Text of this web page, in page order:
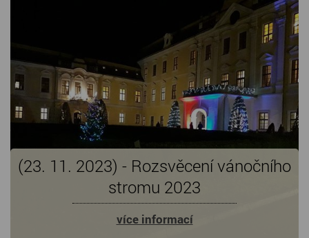
(23. 11. 2023) - Rozsvěcení vánočního
stromu 2023
více informací